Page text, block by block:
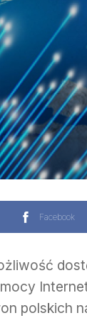
Facebook
polskich